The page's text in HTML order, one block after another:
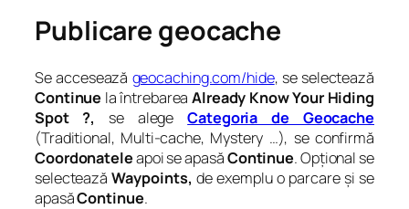
Publicare geocache
Se accesează geocaching.com/hide, se selectează
Continue la întrebareaAlready Know Your Hiding
Spot ?,
se alegeCategoria de Geocache
(Traditional, Multi-cache, Mystery …), se confirmă
Coordonateleapoi se apasăContinue. Opțional se
selecteazăWaypoints, de exemplu o parcare și se
apasăContinue.